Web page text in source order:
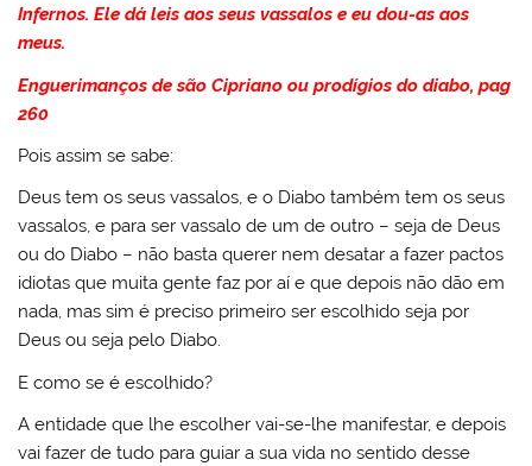
Infernos. Ele dá leis aos seus vassalos e eu dou-as aos
meus.
Enguerimanços de são Cipriano ou prodígios do diabo, pag
260
Pois assim se sabe:
Deus tem os seus vassalos, e o Diabo também tem os seus
vassalos, e para ser vassalo de um de outro – seja de Deus
ou do Diabo – não basta querer nem desatar a fazer pactos
idiotas que muita gente faz por aí e que depois não dão em
nada, mas sim é preciso primeiro ser escolhido seja por
Deus ou seja pelo Diabo.
E como se é escolhido?
A entidade que lhe escolher vai-se-lhe manifestar, e depois
vai fazer de tudo para guiar a sua vida no sentido desse